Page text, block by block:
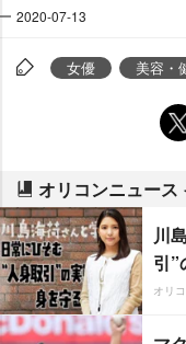
2020-07-13
女優 美容・
オリコンニュース
川
引”
オリ